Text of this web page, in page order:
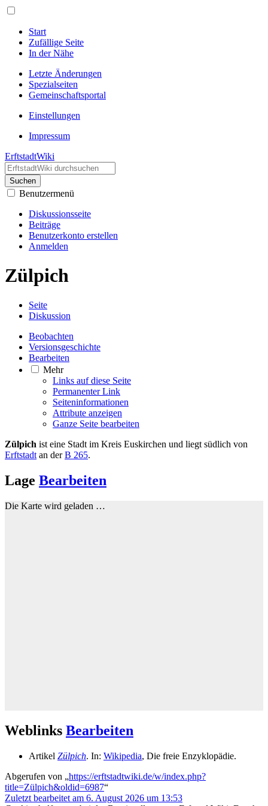
Start
Zufällige Seite
In der Nähe
Letzte Änderungen
Spezialseiten
Gemeinschafts­portal
Einstellungen
Impressum
ErftstadtWiki
Suchen
Benutzermenü
Diskussionsseite
Beiträge
Benutzerkonto erstellen
Anmelden
Zülpich
Seite
Diskussion
Beobachten
Versionsgeschichte
Bearbeiten
Mehr
Links auf diese Seite
Permanenter Link
Seiten­­informationen
Attribute anzeigen
Ganze Seite bearbeiten
Zülpich ist eine Stadt im Kreis Euskirchen und liegt südlich von
Erftstadt an derB 265.
Lage Bearbeiten
Die Karte wird geladen …
Weblinks Bearbeiten
Artikel Zülpich. In: Wikipedia, Die freie Enzyklopädie.
Abgerufen von „https://erftstadtwiki.de/w/index.php?
title=Zülpich&oldid=6987“
Zuletzt bearbeitet am 6. August 2026 um 13:53